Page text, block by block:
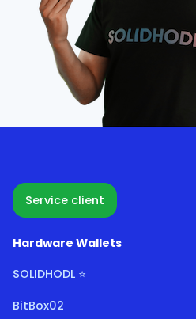
Service client
Hardware Wallets
SOLIDHODL ⭐
BitBox02